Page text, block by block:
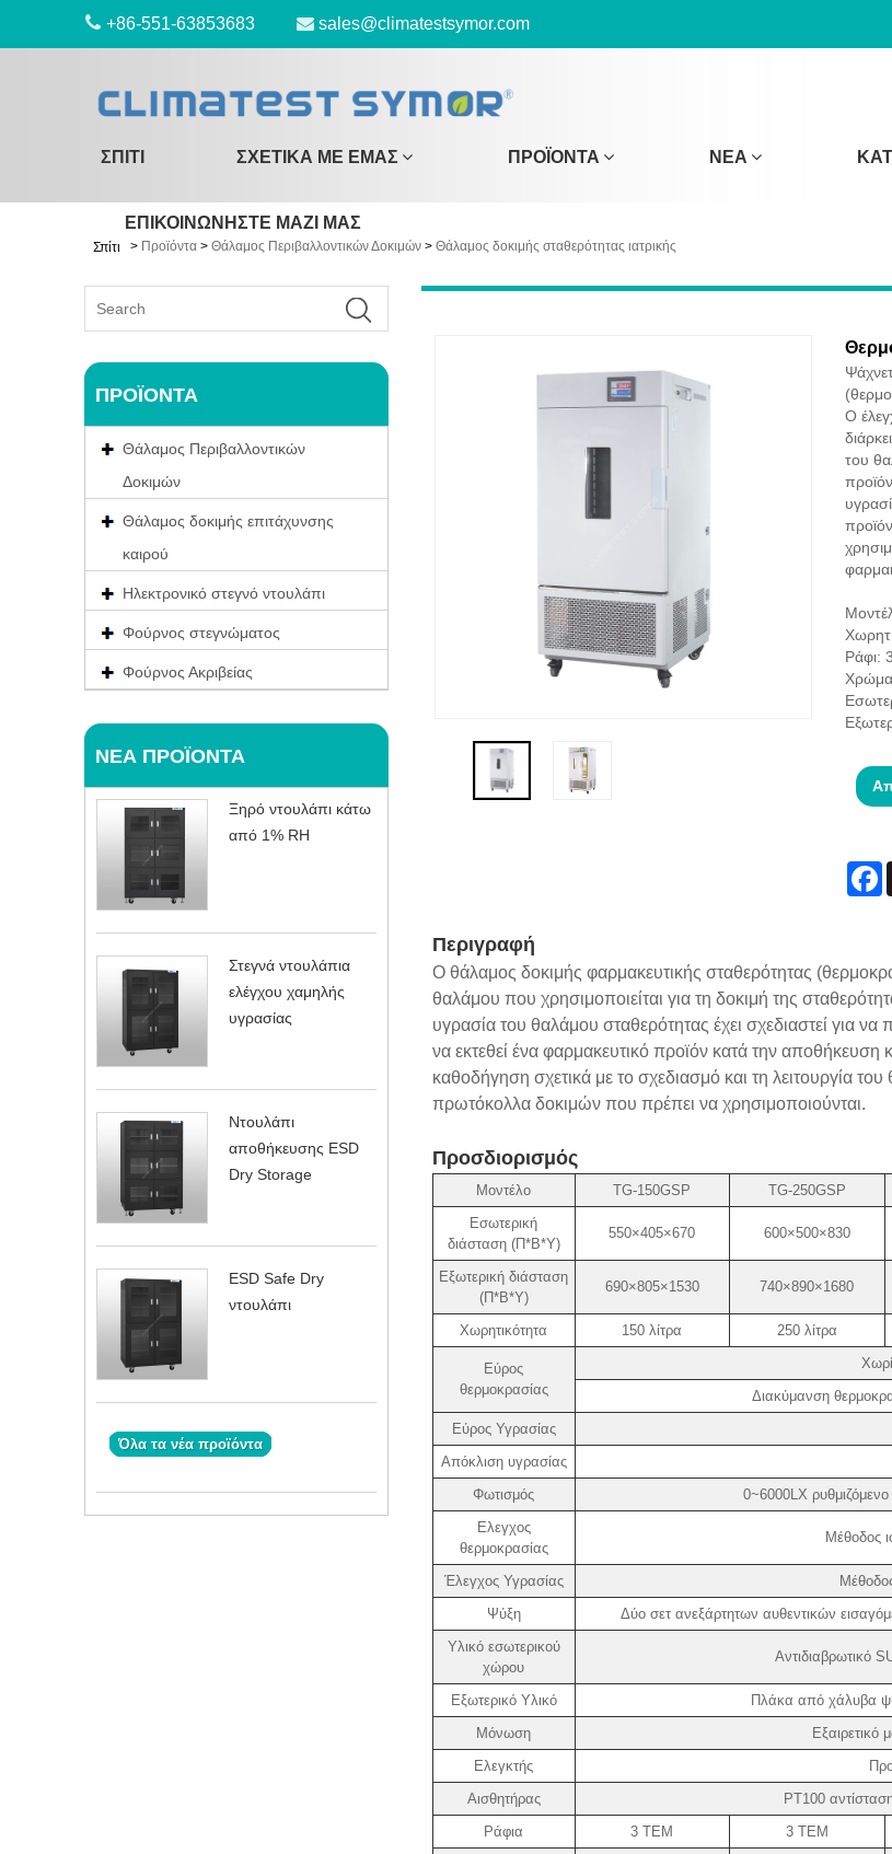
+86-551-63853683 sales@climatestsymor.com
ΣΠΊΤΙ ΣΧΕΤΙΚΆ ΜΕ ΕΜΆΣ ΠΡΟΪΌΝΤΑ ΝΈΑ
ΕΠΙΚΟΙΝΩΝΉΣΤΕ ΜΑΖΊ ΜΑΣ
Σπίτι > Προϊόντα > Θάλαμος Περιβαλλοντικών Δοκιμών > Θάλαμος δοκιμής σταθερότητας ιατρικής
ΠΡΟΪΌΝΤΑ
Θάλαμος Περιβαλλοντικών
Δοκιμών
Θάλαμος δοκιμής επιτάχυνσης
καιρού
Ηλεκτρονικό στεγνό ντουλάπι
Φούρνος στεγνώματος
Φούρνος Ακριβείας
ΝΈΑ ΠΡΟΪΌΝΤΑ
Ξηρό ντουλάπι κάτω
από 1% RH
Στεγνά ντουλάπια
ελέγχου χαμηλής
υγρασίας
Ντουλάπι
αποθήκευσης ESD
Dry Storage
ESD Safe Dry
ντουλάπι
Όλα τα νέα προϊόντα
Ο
του
Ράφι:
Περιγραφή
Ο θάλαμος δοκιμής φαρμακευτικής σταθερότητας
θαλάμου που χρησιμοποιείται για τη δοκιμή της
υγρασία του θαλάμου σταθερότητας έχει σχεδιαστεί για
να εκτεθεί ένα φαρμακευτικό προϊόν κατά την
καθοδήγηση σχετικά με το σχεδιασμό και τη λειτουργία
πρωτόκολλα δοκιμών που πρέπει να χρησιμοποιούνται.
Προσδιορισμός
Μοντέλο TG-150GSP TG-250GSP
Εσωτερική
διάσταση (Π*Β*Υ)
550×405×670 600×500×830
Εξωτερική διάσταση
(Π*Β*Υ)
690×805×1530 740×890×1680
Χωρητικότητα 150 λίτρα 250 λίτρα
Εύρος
θερμοκρασίας
Διακύμανση
Εύρος Υγρασίας
Απόκλιση υγρασίας
Φωτισμός
0~6000LX
Ελεγχος
θερμοκρασίας
Μέθοδος
Έλεγχος Υγρασίας
Ψύξη
Δύο σετ ανεξάρτητων αυθεντικών
Υλικό εσωτερικού
χώρου
Αντιδιαβρωτικό
Εξωτερικό Υλικό
Πλάκα από χάλυβα
Μόνωση
Ελεγκτής
Αισθητήρας
PT100
Ράφια
3 ΤΕΜ 3 ΤΕΜ